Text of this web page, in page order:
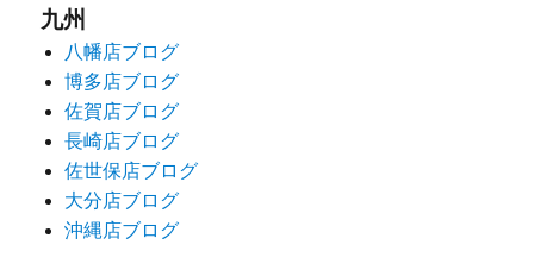
九州
八幡店ブログ
博多店ブログ
佐賀店ブログ
長崎店ブログ
佐世保店ブログ
大分店ブログ
沖縄店ブログ